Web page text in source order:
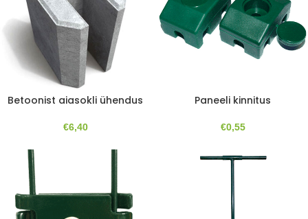
Betoonist aiasokli ühendus
€6,40
Paneeli kinnitus
€0,55